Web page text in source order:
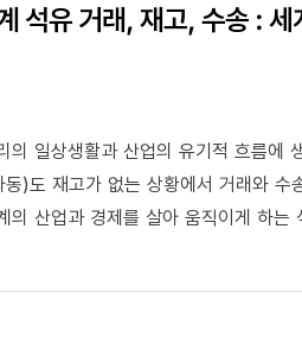
석유 거래, 재고, 수송 : 세
의 일상생활과 산업의 유기적 흐름에
)도 재고가 없는 상황에서 거래와 수
의 산업과 경제를 살아 움직이게 하는